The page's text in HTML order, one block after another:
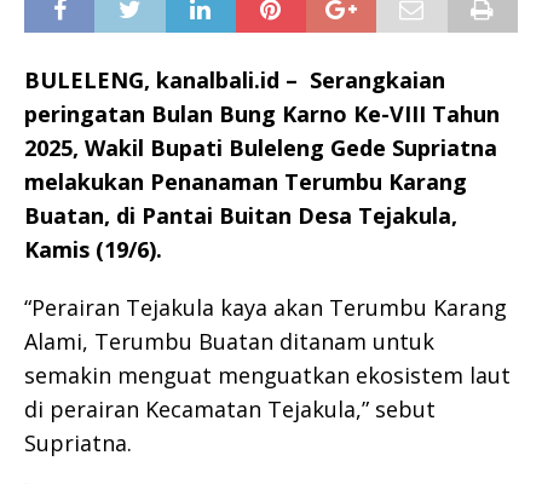
BULELENG, kanalbali.id – Serangkaian
peringatan Bulan Bung Karno Ke-VIII Tahun
2025, Wakil Bupati Buleleng Gede Supriatna
melakukan Penanaman Terumbu Karang
Buatan, di Pantai Buitan Desa Tejakula,
Kamis (19/6).
“Perairan Tejakula kaya akan Terumbu Karang
Alami, Terumbu Buatan ditanam untuk
semakin menguat menguatkan ekosistem laut
di perairan Kecamatan Tejakula,” sebut
Supriatna.